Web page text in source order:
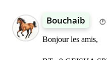
Bouchaib
Bonjour les amis,